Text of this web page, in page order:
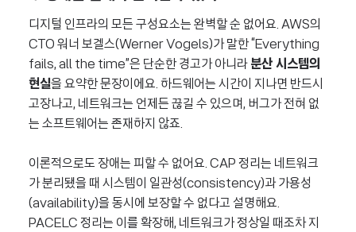
디지털 인프라의 모든 구성요소는 완벽할 순 없어요. AWS의
CTO 워너 보겔스(Werner Vogels)가 말한 “Everything
fails, all the time”은 단순한 경고가 아니라 분산 시스템의
현실을 요약한 문장이에요. 하드웨어는 시간이 지나면 반드시
고장나고, 네트워크는 언제든 끊길 수 있으며, 버그가 전혀 없
는 소프트웨어는 존재하지 않죠.
이론적으로도 장애는 피할 수 없어요. CAP 정리는 네트워크
가 분리됐을 때 시스템이 일관성(consistency)과 가용성
(availability)을 동시에 보장할 수 없다고 설명해요.
PACELC 정리는 이를 확장해, 네트워크가 정상일 때조차 지